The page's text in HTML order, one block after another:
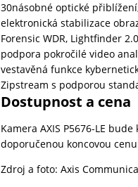
30násobné optické
elektronická stabilizace
Forensic WDR, Lightfinder
podpora pokročilé video
vestavěná funkce
Zipstream s podporou
Dostupnost a cena
Kamera AXIS P5676-LE
doporučenou koncovou cenu
Zdroj a foto: Axis